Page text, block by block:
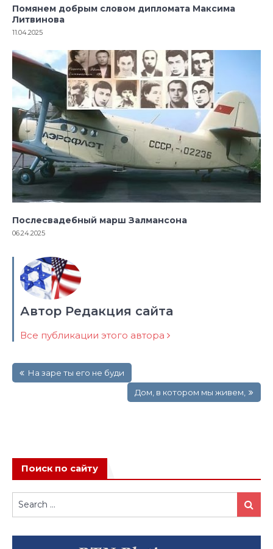
Помянем добрым словом дипломата Максима
Литвинова
11.04.2025
Послесвадебный марш Залмансона
06.24.2025
Автор Редакция сайта
Все публикации этого автора
по На заре ты его не буди
Дом, в котором мы живем,
Поиск по сайту
Search
for:
Search